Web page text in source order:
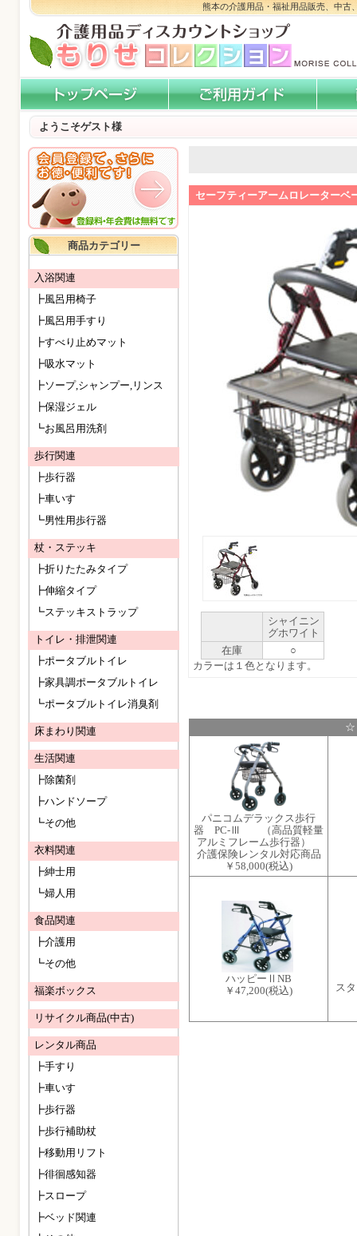
熊本の介護用品・福祉用品販売、中古
ようこそゲスト様
セーフティーアームロレーターベ
シャイニン
グホワイト
在庫
○
カラーは１色となります。
☆
パニコムデラックス歩行
器 PC-Ⅲ （高品質軽量
アルミフレーム歩行器）
介護保険レンタル対応商品
￥58,000(税込)
ハッピーⅡNB
￥47,200(税込) ス
商品カテゴリー
入浴関連
┣風呂用椅子
┣風呂用手すり
┣すべり止めマット
┣吸水マット
┣ソープ,シャンプー,リンス
┣保湿ジェル
┗お風呂用洗剤
歩行関連
┣歩行器
┣車いす
┗男性用歩行器
杖・ステッキ
┣折りたたみタイプ
┣伸縮タイプ
┗ステッキストラップ
トイレ・排泄関連
┣ポータブルトイレ
┣家具調ポータブルトイレ
┗ポータブルトイレ消臭剤
床まわり関連
生活関連
┣除菌剤
┣ハンドソープ
┗その他
衣料関連
┣紳士用
┗婦人用
食品関連
┣介護用
┗その他
福楽ボックス
リサイクル商品(中古)
レンタル商品
┣手すり
┣車いす
┣歩行器
┣歩行補助杖
┣移動用リフト
┣徘徊感知器
┣スロープ
┣ベッド関連